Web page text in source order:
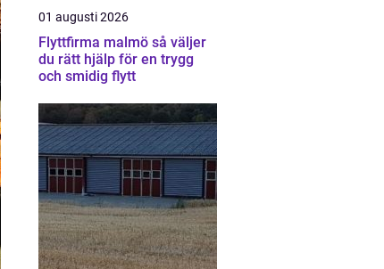
01 augusti 2026
Flyttfirma malmö så väljer
du rätt hjälp för en trygg
och smidig flytt